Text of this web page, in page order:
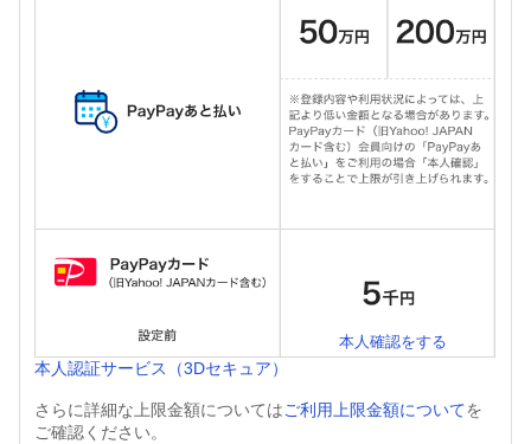
本人確認をする
本人認証サービス（3Dセキュア）
さらに詳細な上限金額についてはご利用上限金額についてを
ご確認ください。